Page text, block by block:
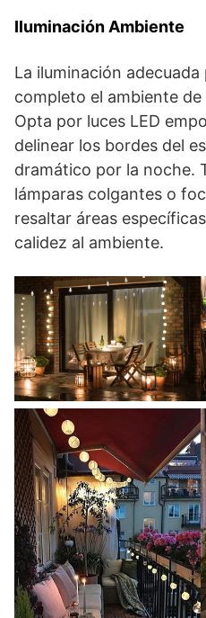
Iluminación Ambiente
La iluminación
completo el ambiente
Opta por luces LED
delinear los bordes del
dramático por la noche.
lámparas colgantes o
resaltar áreas
calidez al ambiente.